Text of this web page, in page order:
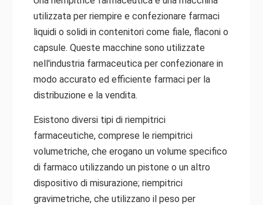
utilizzata per riempire e confezionare farmaci
liquidi o solidi in contenitori come fiale, flaconi o
capsule. Queste macchine sono utilizzate
nell'industria farmaceutica per confezionare in
modo accurato ed efficiente farmaci per la
distribuzione e la vendita.
Esistono diversi tipi di riempitrici
farmaceutiche, comprese le riempitrici
volumetriche, che erogano un volume specifico
di farmaco utilizzando un pistone o un altro
dispositivo di misurazione; riempitrici
gravimetriche, che utilizzano il peso per